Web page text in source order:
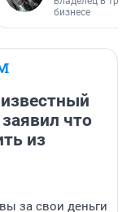
бизнесе
что
из
за свои деньги